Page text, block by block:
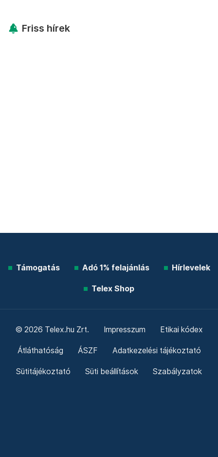
Friss hírek
Támogatás Adó 1% felajánlás Hírlevelek
Telex Shop
© 2026 Telex.hu Zrt. Impresszum Etikai kódex
Átláthatóság ÁSZF Adatkezelési tájékoztató
Sütitájékoztató Süti beállítások Szabályzatok